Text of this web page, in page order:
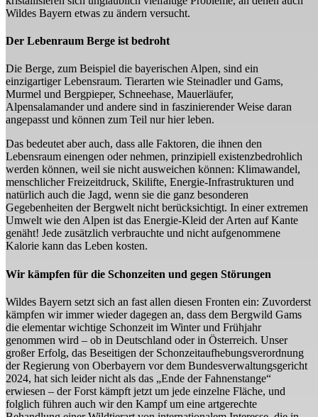
Wildes Bayern etwas zu ändern versucht.
Der Lebenraum Berge ist bedroht
Die Berge, zum Beispiel die bayerischen Alpen, sind ein
einzigartiger Lebensraum. Tierarten wie Steinadler und Gams,
Murmel und Bergpieper, Schneehase, Mauerläufer,
Alpensalamander und andere sind in faszinierender Weise daran
angepasst und können zum Teil nur hier leben.
Das bedeutet aber auch, dass alle Faktoren, die ihnen den
Lebensraum einengen oder nehmen, prinzipiell existenzbedrohlich
werden können, weil sie nicht ausweichen können: Klimawandel,
menschlicher Freizeitdruck, Skilifte, Energie-Infrastrukturen und
natürlich auch die Jagd, wenn sie die ganz besonderen
Gegebenheiten der Bergwelt nicht berücksichtigt. In einer extremen
Umwelt wie den Alpen ist das Energie-Kleid der Arten auf Kante
genäht! Jede zusätzlich verbrauchte und nicht aufgenommene
Kalorie kann das Leben kosten.
Wir kämpfen für die Schonzeiten und gegen Störungen
Wildes Bayern setzt sich an fast allen diesen Fronten ein: Zuvorderst
kämpfen wir immer wieder dagegen an, dass dem Bergwild Gams
die elementar wichtige Schonzeit im Winter und Frühjahr
genommen wird – ob in Deutschland oder in Österreich. Unser
großer Erfolg, das Beseitigen der Schonzeitaufhebungsverordnung
der Regierung von Oberbayern vor dem Bundesverwaltungsgericht
2024, hat sich leider nicht als das „Ende der Fahnenstange“
erwiesen – der Forst kämpft jetzt um jede einzelne Fläche, und
folglich führen auch wir den Kampf um eine artgerechte